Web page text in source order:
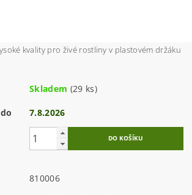
kvality pro živé rostliny v plastovém držáku
Skladem (29 ks)
7.8.2026
810006